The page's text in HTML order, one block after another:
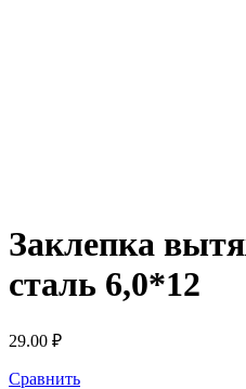
Заклепка
сталь 6,0*12
29.00 ₽
Сравнить